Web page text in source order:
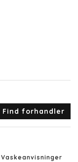
Find forhandler
Vaskeanvisninger